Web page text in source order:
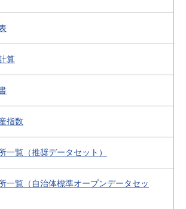
算
指数
一覧（推奨データセット）
一覧（自治体標準オープンデータセッ